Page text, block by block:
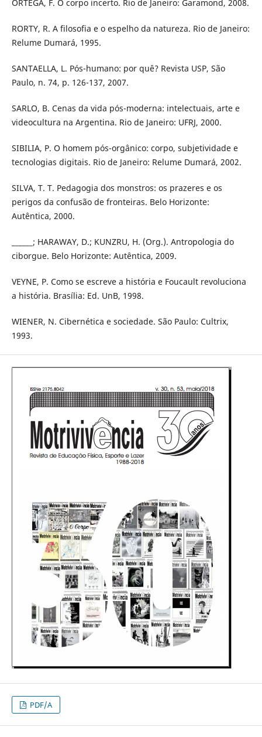
ORTEGA, F. O corpo incerto. Rio de Janeiro: Garamond, 2008.
RORTY, R. A filosofia e o espelho da natureza. Rio de Janeiro:
Relume Dumará, 1995.
SANTAELLA, L. Pós-humano: por quê? Revista USP, São
Paulo, n. 74, p. 126-137, 2007.
SARLO, B. Cenas da vida pós-moderna: intelectuais, arte e
videocultura na Argentina. Rio de Janeiro: UFRJ, 2000.
SIBILIA, P. O homem pós-orgânico: corpo, subjetividade e
tecnologias digitais. Rio de Janeiro: Relume Dumará, 2002.
SILVA, T. T. Pedagogia dos monstros: os prazeres e os
perigos da confusão de fronteiras. Belo Horizonte:
Autêntica, 2000.
______; HARAWAY, D.; KUNZRU, H. (Org.). Antropologia do
ciborgue. Belo Horizonte: Autêntica, 2009.
VEYNE, P. Como se escreve a história e Foucault revoluciona
a história. Brasília: Ed. UnB, 1998.
WIENER, N. Cibernética e sociedade. São Paulo: Cultrix,
1993.
PDF/A